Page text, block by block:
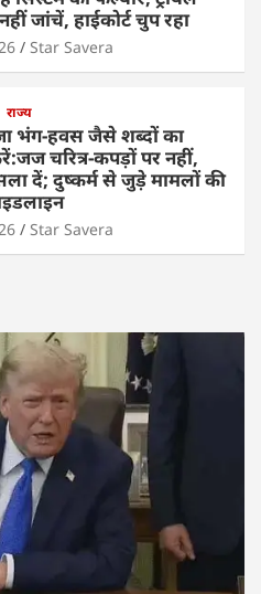
जांचें, हाईकोर्ट चुप रहा
Star Savera
राज्य
भंग-हवस जैसे शब्दों का
चरित्र-कपड़ों पर नहीं,
दें; दुष्कर्म से जुड़े मामलों की
Star Savera